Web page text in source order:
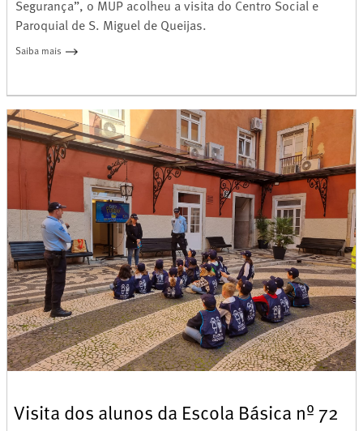
Segurança”, o MUP acolheu a visita do Centro Social e
Paroquial de S. Miguel de Queijas.
Saiba mais
Visita dos alunos da Escola Básica nº 72